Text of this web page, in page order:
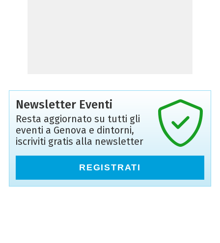
Newsletter Eventi
Resta aggiornato su tutti gli
eventi a Genova e dintorni,
iscriviti gratis alla newsletter
REGISTRATI